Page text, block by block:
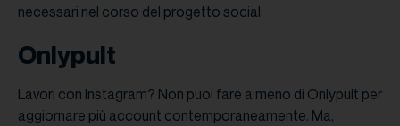
necessari nel corso del progetto social.
Onlypult
Lavori con Instagram? Non puoi fare a meno di Onlypult per
aggiornare più account contemporaneamente. Ma,